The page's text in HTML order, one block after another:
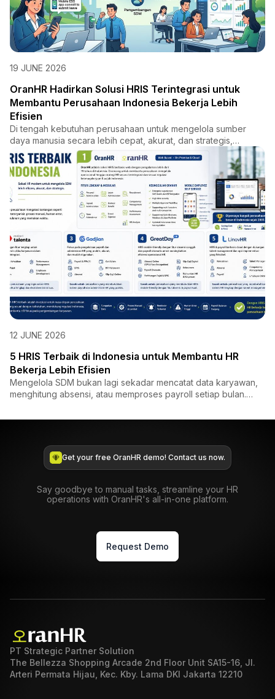
19 JUNE 2026
OranHR Hadirkan Solusi HRIS Terintegrasi untuk
Membantu Perusahaan Indonesia Bekerja Lebih
Efisien
Di tengah kebutuhan perusahaan untuk mengelola sumber
daya manusia secara lebih cepat, akurat, dan strategis,
OranHR had...
12 JUNE 2026
5 HRIS Terbaik di Indonesia untuk Membantu HR
Bekerja Lebih Efisien
Mengelola SDM bukan lagi sekadar mencatat data karyawan,
menghitung absensi, atau memproses payroll setiap bulan.
Get your free OranHR demo! Contact us now.
Say goodbye to manual tasks, streamline your HR
operations with OranHR's all-in-one platform.
Request Demo
PT Strategic Partner Solution
The Bellezza Shopping Arcade 2nd Floor Unit SA15-16, Jl.
Arteri Permata Hijau, Kec. Kby. Lama DKI Jakarta 12210